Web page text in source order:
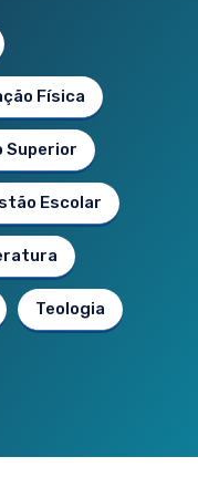
Física
Superior
Escolar
Teologia